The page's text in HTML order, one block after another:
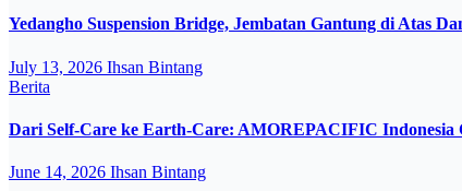
Yedangho Suspension Bridge, Jembatan Gantung di Atas
July 13, 2026 Ihsan Bintang
Berita
Dari Self-Care ke Earth-Care: AMOREPACIFIC
June 14, 2026 Ihsan Bintang